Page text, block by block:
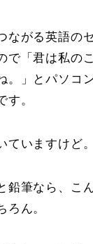
がる英語の
で「君は私の
。」とパソコ
す。
いますけど。
筆なら、こ
ろん。